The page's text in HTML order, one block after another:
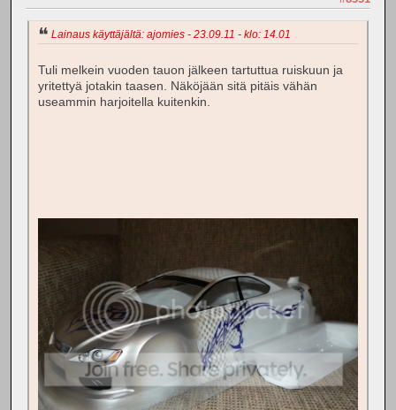
Lainaus käyttäjältä: ajomies - 23.09.11 - klo: 14.01
Tuli melkein vuoden tauon jälkeen tartuttua ruiskuun ja
yritettyä jotakin taasen. Näköjään sitä pitäis vähän
useammin harjoitella kuitenkin.